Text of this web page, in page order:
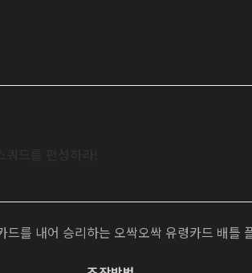
드를 내어 승리하는 오싹오싹 유령카드 배틀